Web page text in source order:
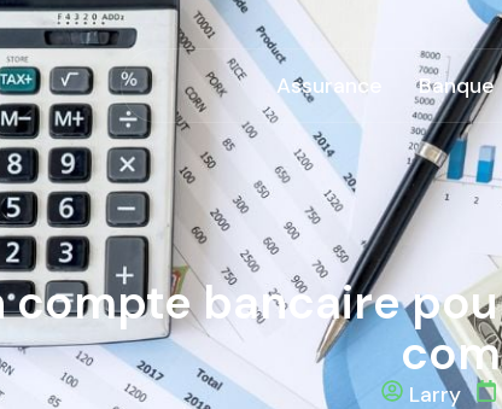
Assurance Banque
compte bancaire
Larry